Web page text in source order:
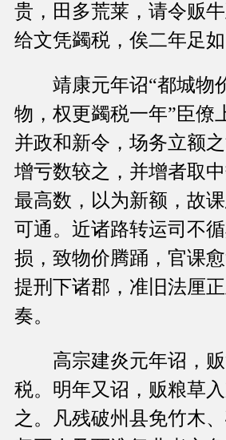
贵，田多荒莱，请令贩
给文凭蠲税，俟二年足如
靖康元年诏“都城物
物，权更蠲税一年”臣僚
并政和新令，场务立额
增亏数较之，并增者取
最高数，以为新额，故
可通。近诸路转运司不
损，致物价腾踊，官课
提刑下诸郡，准旧法厘
奏。
高宗建炎元年诏，贩
税。明年又诏，贩粮草
之。凡残破州县免竹木